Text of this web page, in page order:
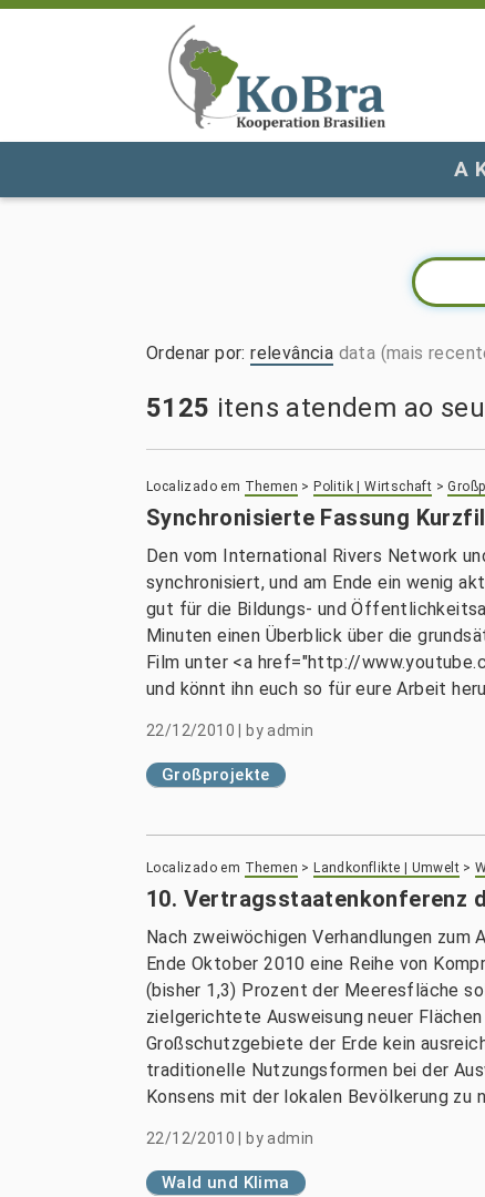
A
Ordenar por:relevância data (mais
5125 itens atendem ao
Localizado em Themen > Politik | Wirtschaft >
Synchronisierte Fassung
Den vom International Rivers Network
synchronisiert, und am Ende ein wenig
gut für die Bildungs- und
Minuten einen Überblick über die
Film unter <a href="http://
und könnt ihn euch so für eure Arbeit
22/12/2010 byadmin
Großprojekte
Localizado em Themen > Landkonflikte | Umwelt >
10. Vertragsstaatenkonferenz
Nach zweiwöchigen Verhandlungen
Ende Oktober 2010 eine Reihe von
(bisher 1,3) Prozent der Meeresfläche
zielgerichtete Ausweisung neuer
Großschutzgebiete der Erde kein
traditionelle Nutzungsformen bei der
Konsens mit der lokalen Bevölkerung
22/12/2010 byadmin
Wald und Klima